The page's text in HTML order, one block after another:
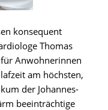
konsequent
Thomas
Anwohnerinnen
am höchsten,
der Johannes-
beeinträchtige